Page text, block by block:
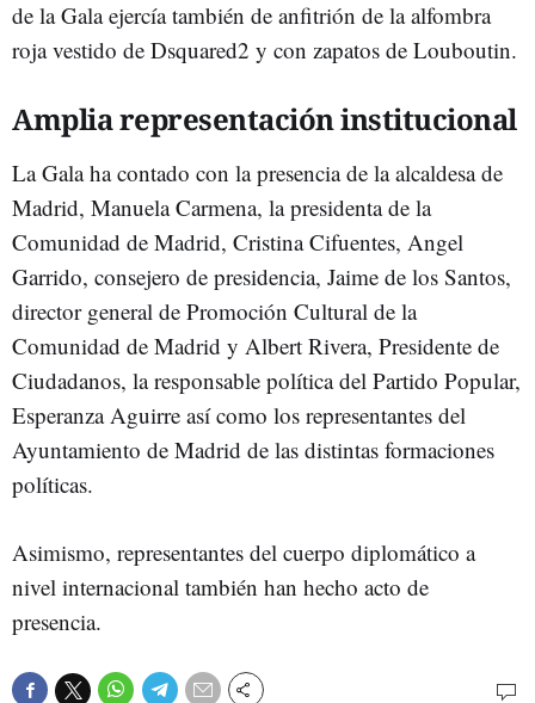
de la Gala ejercía también de anfitrión de la alfombra
roja vestido de Dsquared2 y con zapatos de Louboutin.
Amplia representación institucional
La Gala ha contado con la presencia de la alcaldesa de
Madrid, Manuela Carmena, la presidenta de la
Comunidad de Madrid, Cristina Cifuentes, Angel
Garrido, consejero de presidencia, Jaime de los Santos,
director general de Promoción Cultural de la
Comunidad de Madrid y Albert Rivera, Presidente de
Ciudadanos, la responsable política del Partido Popular,
Esperanza Aguirre así como los representantes del
Ayuntamiento de Madrid de las distintas formaciones
políticas.
Asimismo, representantes del cuerpo diplomático a
nivel internacional también han hecho acto de
presencia.